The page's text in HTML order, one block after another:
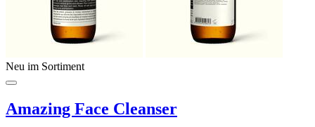
Neu im Sortiment
Amazing Face Cleanser